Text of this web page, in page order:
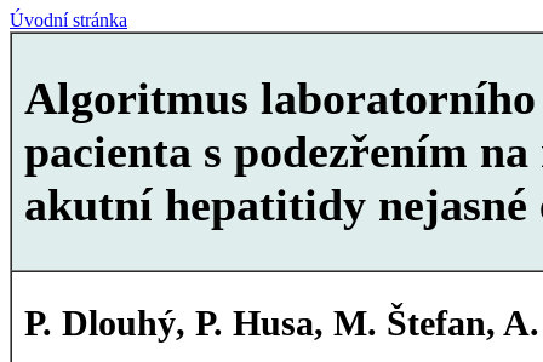
Úvodní stránka
Algoritmus
pacienta s podezřením
akutní hepatitidy nejasné
P. Dlouhý, P. Husa, M. Štefan,